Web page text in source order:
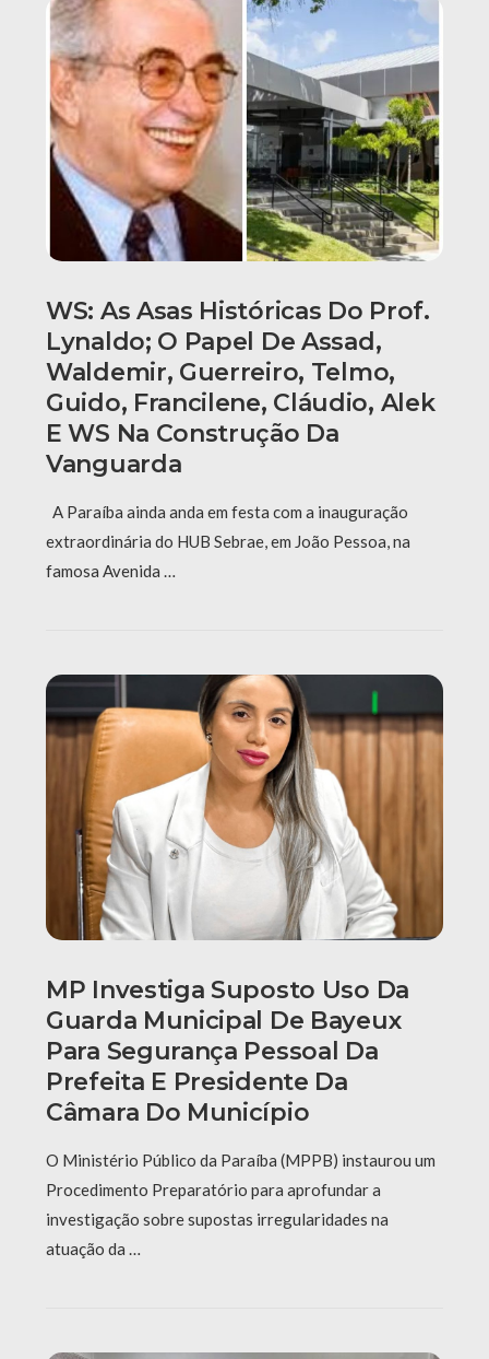
WS: As Asas Históricas Do Prof.
Lynaldo; O Papel De Assad,
Waldemir, Guerreiro, Telmo,
Guido, Francilene, Cláudio, Alek
E WS Na Construção Da
Vanguarda
A Paraíba ainda anda em festa com a inauguração
extraordinária do HUB Sebrae, em João Pessoa, na
famosa Avenida …
MP Investiga Suposto Uso Da
Guarda Municipal De Bayeux
Para Segurança Pessoal Da
Prefeita E Presidente Da
Câmara Do Município
O Ministério Público da Paraíba (MPPB) instaurou um
Procedimento Preparatório para aprofundar a
investigação sobre supostas irregularidades na
atuação da …